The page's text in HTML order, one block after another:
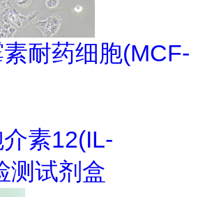
耐药细胞(MCF-
素12(IL-
测试剂盒